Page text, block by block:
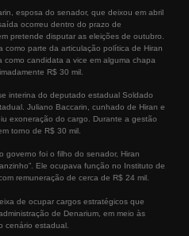
esposa do senador, que deixou em abril
ocorreu dentro do prazo de
pretende disputar as eleições de outubro.
como parte da articulação política de Hiran
candidata a vice em alguma chapa
R$ 30 mil.
interina do deputado estadual Soldado
Juliano Baccarin, cunhado de Hiran e
exoneração do cargo. Durante a gestão
torno de R$ 30 mil.
governo foi o filho do senador, Hiran
Ele ocupava função no Instituto de
remuneração de cerca de R$ 24 mil.
de ocupar cargos estratégicos que
de Denarium, em meio às
cenário estadual.